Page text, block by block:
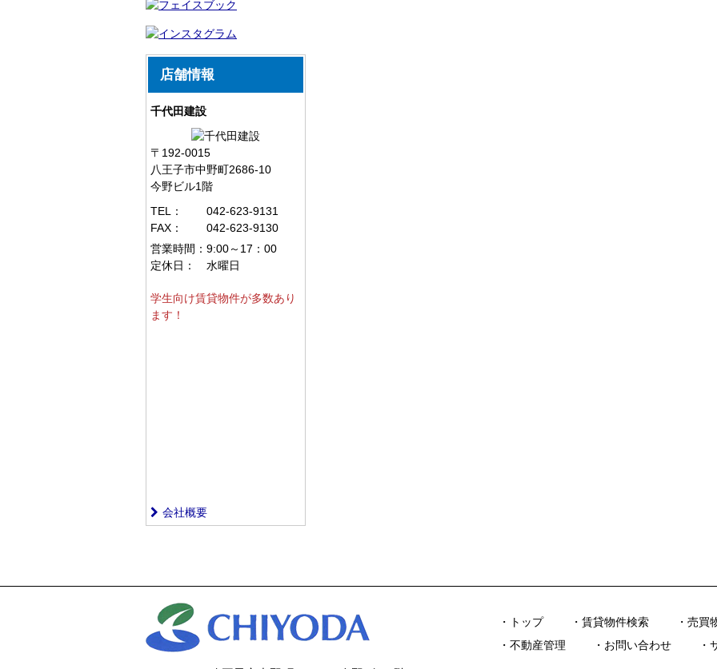
店舗情報
千代田建設
〒192-0015
八王子市中野町2686-10
今野ビル1階
TEL：
042-623-9131
FAX：
042-623-9130
営業時間： 9:00～17：00
定休日：
水曜日
学生向け賃貸物件が多数あり
ます！
会社概要
トップ 賃貸物件検索
売買
不動産管理
お問い合わせ